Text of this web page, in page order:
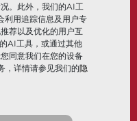
。此外，我们的AI工
用追踪信息及用户专
荐以及优化的用户互
AI工具，或通过其他
同意我们在您的设备
，详情请参见我们的隐
YouTube